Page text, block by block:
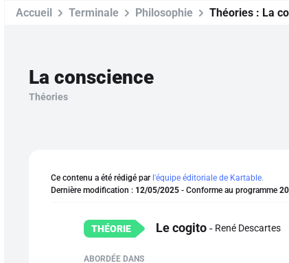
Accueil Terminale Philosophie Théories : La
La conscience
Théories
Ce contenu a été rédigé par l'équipe éditoriale de Kartable.
Dernière modification : 12/05/2025- Conforme au programme
Lecogito René Descartes